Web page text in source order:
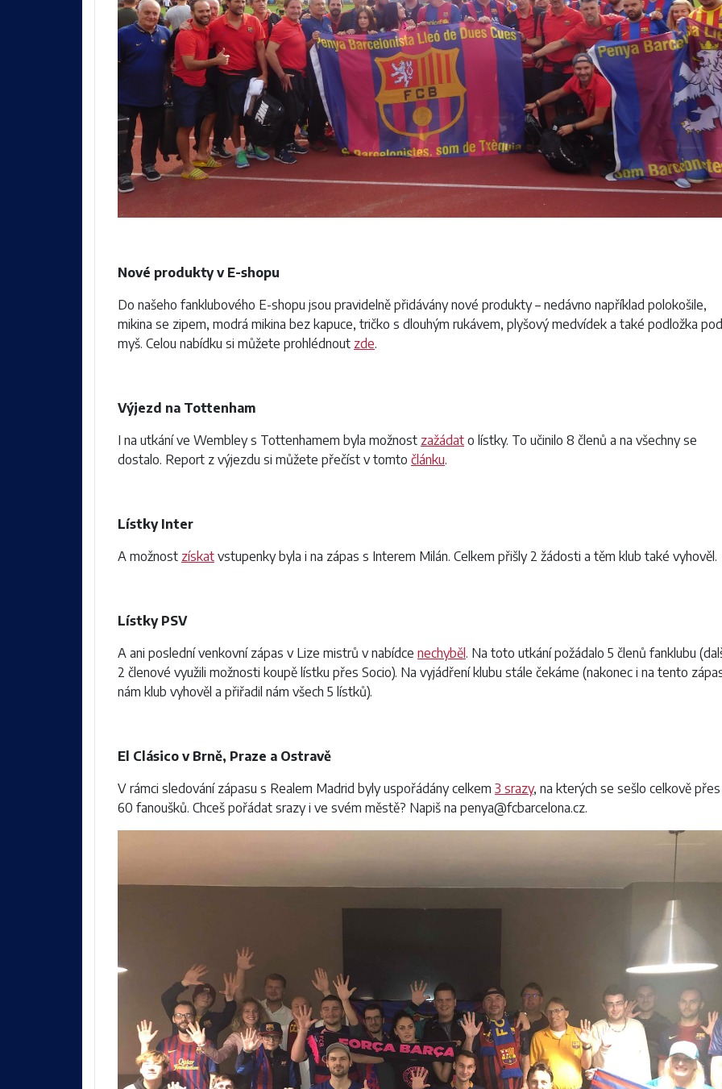
Nové produkty v E-shopu
Do našeho fanklubového E-shopu jsou pravidelně přidávány nové produkty – nedávno například polokošile,
mikina se zipem, modrá mikina bez kapuce, tričko s dlouhým rukávem, plyšový medvídek a také podložka pod
myš. Celou nabídku si můžete prohlédnout zde.
Výjezd na Tottenham
I na utkání ve Wembley s Tottenhamem byla možnost zažádat o lístky. To učinilo 8 členů a na všechny se
dostalo. Report z výjezdu si můžete přečíst v tomto článku.
Lístky Inter
A možnost získat vstupenky byla i na zápas s Interem Milán. Celkem přišly 2 žádosti a těm klub také vyhověl.
Lístky PSV
A ani poslední venkovní zápas v Lize mistrů v nabídce nechyběl. Na toto utkání požádalo 5 členů fanklubu
2 členové využili možnosti koupě lístku přes Socio). Na vyjádření klubu stále čekáme (nakonec i na tento
nám klub vyhověl a přiřadil nám všech 5 lístků).
El Clásico v Brně, Praze a Ostravě
V rámci sledování zápasu s Realem Madrid byly uspořádány celkem 3 srazy, na kterých se sešlo celkově přes
60 fanoušků. Chceš pořádat srazy i ve svém městě? Napiš na penya@fcbarcelona.cz.